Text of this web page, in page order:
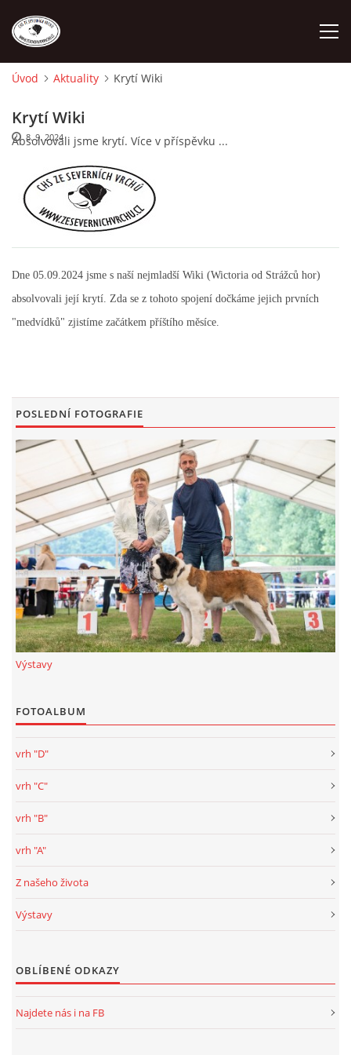
O NÁS
STANDARD
ODKAZY
KONTAKT
© CHS ze Severních vrchů |Aktualizováno: 20. 7. 2026
Úvod Aktuality Krytí Wiki
Krytí Wiki
Absolvovali jsme krytí. Více v příspěvku ...
8. 9. 2024
Dne 05.09.2024 jsme s naší nejmladší Wiki (Wictoria od Strážců hor)
absolvovali její krytí. Zda se z tohoto spojení dočkáme jejich prvních
"medvídků" zjistíme začátkem příštího měsíce.
POSLEDNÍ FOTOGRAFIE
Výstavy
FOTOALBUM
vrh "D"
vrh "C"
vrh "B"
vrh "A"
Z našeho života
Výstavy
OBLÍBENÉ ODKAZY
Najdete nás i na FB